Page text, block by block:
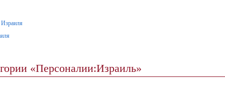
«Персоналии:Израиль»